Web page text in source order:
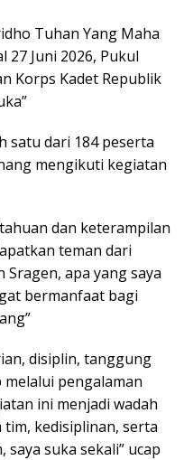
Tuhan Yang Maha
27 Juni 2026, Pukul
Korps Kadet Republik
satu dari 184 peserta
mengikuti kegiatan
dan keterampilan
teman dari
apa yang saya
bermanfaat bagi
disiplin, tanggung
pengalaman
ini menjadi wadah
kedisiplinan, serta
suka sekali” ucap